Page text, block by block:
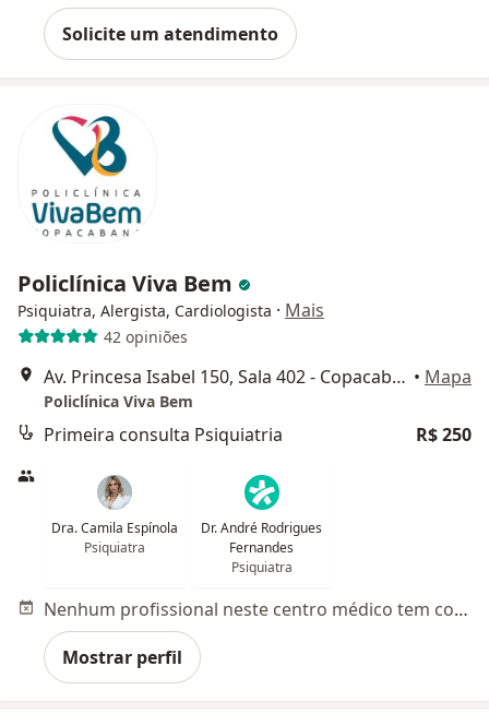
Solicite um atendimento
Policlínica Viva Bem
Psiquiatra, Alergista, Cardiologista · Mais
42 opiniões
Av. Princesa Isabel 150, Sala 402 - Copacabana, Rio de Janeiro • Mapa
Policlínica Viva Bem
Primeira consulta Psiquiatria R$ 250
Dra. Camila Espínola
Psiquiatra
Dr. André Rodrigues
Fernandes
Psiquiatra
Nenhum profissional neste centro médico tem consultas disponíveis
Mostrar perfil